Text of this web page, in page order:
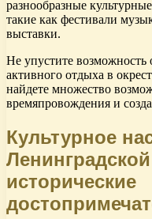
разнообразные
такие как фестивали
выставки.
Не упустите возможность
активного отдыха в
найдете множество
времяпровождения и
Культурное
исторические